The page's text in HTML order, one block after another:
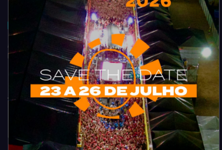
Acompanhe todas as novidades do entretenimento na região de
Fortaleza. Dicas, promoções, coberturas exclusivas e muito mais.